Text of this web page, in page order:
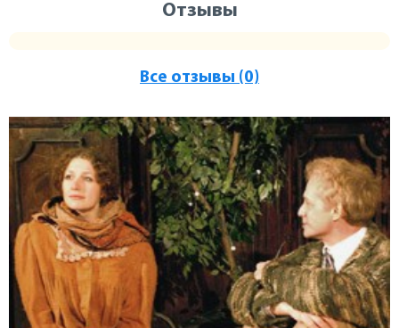
Отзывы
Все отзывы (0)